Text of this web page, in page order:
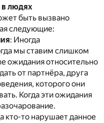
людях
быть вызвано
следующие:
: Иногда
мы ставим слишком
ожидания относительно
от партнёра, друга
которого они
Когда эти ожидания
кто-то нарушает данное